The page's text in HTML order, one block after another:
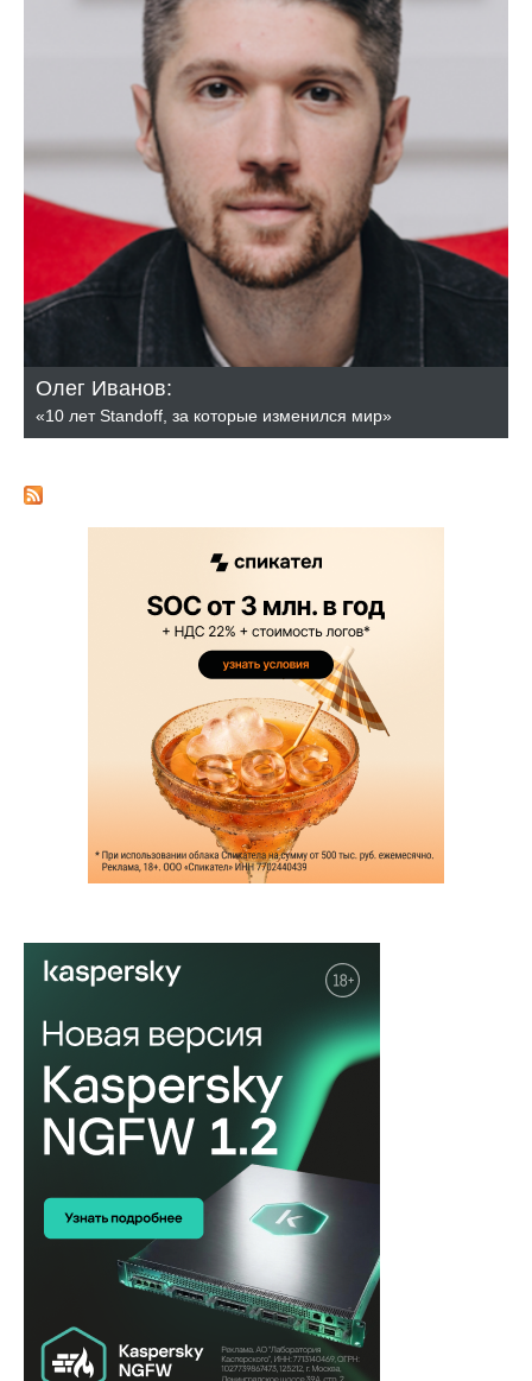
Олег Иванов:
«10 лет Standoff, за которые изменился мир»